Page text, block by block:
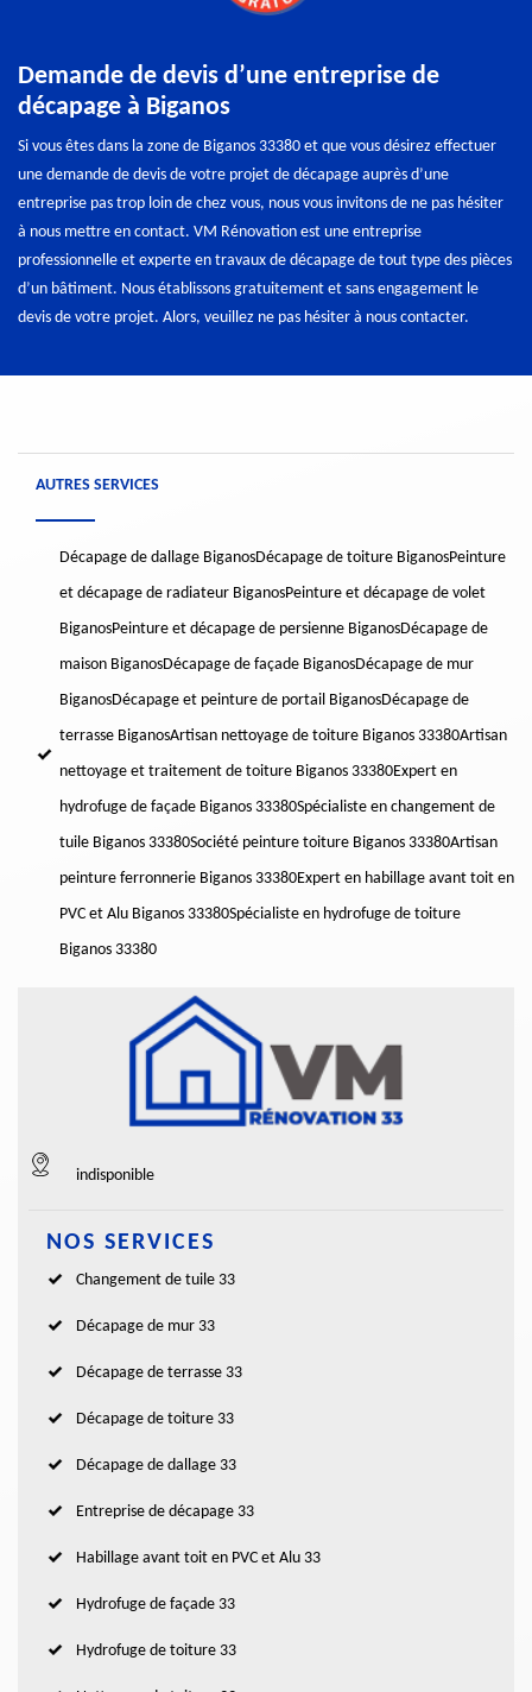
Demande de devis d’une entreprise de
décapage à Biganos
Si vous êtes dans la zone de Biganos 33380 et que vous désirez effectuer
une demande de devis de votre projet de décapage auprès d’une
entreprise pas trop loin de chez vous, nous vous invitons de ne pas hésiter
à nous mettre en contact. VM Rénovation est une entreprise
professionnelle et experte en travaux de décapage de tout type des pièces
d’un bâtiment. Nous établissons gratuitement et sans engagement le
devis de votre projet. Alors, veuillez ne pas hésiter à nous contacter.
AUTRES SERVICES
Décapage de dallage BiganosDécapage de toiture BiganosPeinture
et décapage de radiateur BiganosPeinture et décapage de volet
BiganosPeinture et décapage de persienne BiganosDécapage de
maison BiganosDécapage de façade BiganosDécapage de mur
BiganosDécapage et peinture de portail BiganosDécapage de
terrasse BiganosArtisan nettoyage de toiture Biganos 33380Artisan
nettoyage et traitement de toiture Biganos 33380Expert en
hydrofuge de façade Biganos 33380Spécialiste en changement de
tuile Biganos 33380Société peinture toiture Biganos 33380Artisan
peinture ferronnerie Biganos 33380Expert en habillage avant toit en
PVC et Alu Biganos 33380Spécialiste en hydrofuge de toiture
Biganos 33380
indisponible
NOS SERVICES
Changement de tuile 33
Décapage de mur 33
Décapage de terrasse 33
Décapage de toiture 33
Décapage de dallage 33
Entreprise de décapage 33
Habillage avant toit en PVC et Alu 33
Hydrofuge de façade 33
Hydrofuge de toiture 33